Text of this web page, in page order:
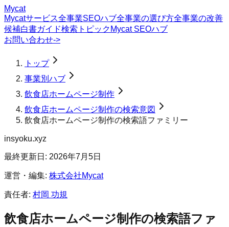
Mycat
Mycatサービス全事業SEOハブ全事業の選び方全事業の改善
候補白書ガイド検索トピック Mycat SEOハブ
お問い合わせ->
トップ
事業別ハブ
飲食店ホームページ制作
飲食店ホームページ制作の検索意図
飲食店ホームページ制作の検索語ファミリー
insyoku.xyz
最終更新日: 2026年7月5日
運営・編集: 株式会社Mycat
責任者: 村岡 功規
飲食店ホームページ制作の検索語ファ